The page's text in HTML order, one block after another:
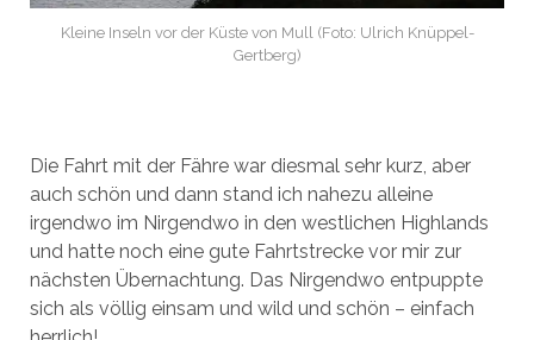
Kleine Inseln vor der Küste von Mull (Foto: Ulrich Knüppel-
Gertberg)
Die Fahrt mit der Fähre war diesmal sehr kurz, aber
auch schön und dann stand ich nahezu alleine
irgendwo im Nirgendwo in den westlichen Highlands
und hatte noch eine gute Fahrtstrecke vor mir zur
nächsten Übernachtung. Das Nirgendwo entpuppte
sich als völlig einsam und wild und schön – einfach